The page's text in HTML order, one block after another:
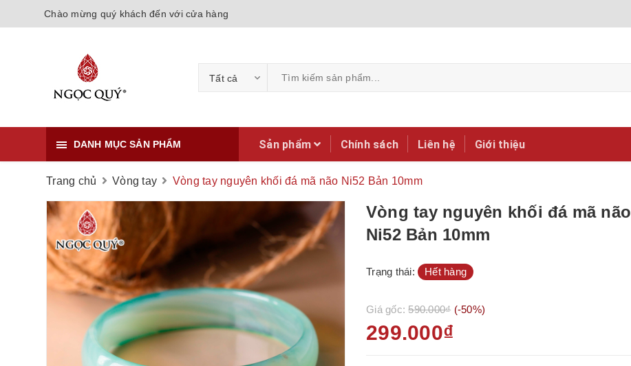
Chào mừng quý khách đến với cửa hàng
Tất cả
DANH MỤC SẢN PHẨM Sản phẩm Chính sách Liên hệ Giới thiệu
Trang chủ Vòng tay Vòng tay nguyên khối đá mã não Ni52 Bản 10mm
Vòng tay nguyên khối đá mã não
Ni52 Bản 10mm
Trạng thái: Hết hàng
Giá gốc:590.000₫ (-50%)
299.000₫